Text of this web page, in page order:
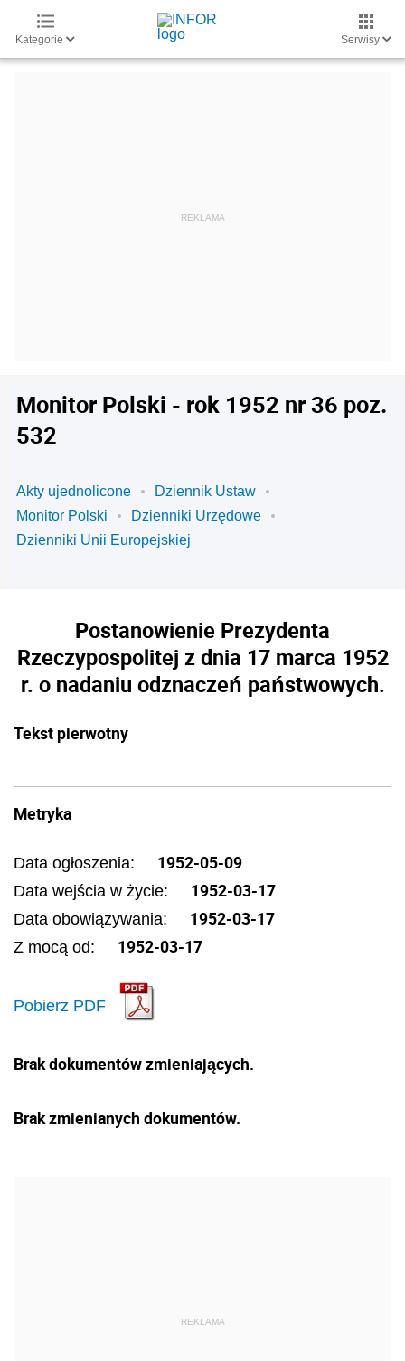
Kategorie Serwisy
Monitor Polski - rok 1952 nr 36 poz.
532
Akty ujednolicone
Dziennik Ustaw
Monitor Polski
Dzienniki Urzędowe
Dzienniki Unii Europejskiej
Postanowienie Prezydenta
Rzeczypospolitej z dnia 17 marca 1952
r. o nadaniu odznaczeń państwowych.
Tekst pierwotny
Metryka
Data ogłoszenia: 1952-05-09
Data wejścia w życie: 1952-03-17
Data obowiązywania: 1952-03-17
Z mocą od: 1952-03-17
Pobierz PDF
Brak dokumentów zmieniających.
Brak zmienianych dokumentów.